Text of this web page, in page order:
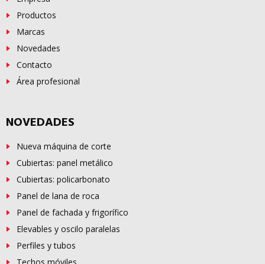
Productos
Marcas
Novedades
Contacto
Área profesional
NOVEDADES
Nueva máquina de corte
Cubiertas: panel metálico
Cubiertas: policarbonato
Panel de lana de roca
Panel de fachada y frigorífico
Elevables y oscilo paralelas
Perfiles y tubos